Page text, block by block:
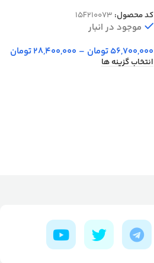
کد محصول: 15F210073
موجود در انبار
56,700,000تومان –
28,400,000تومان
انتخاب گزینه ها